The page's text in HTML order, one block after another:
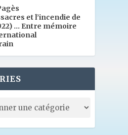
et l’incendie de
… Entre mémoire